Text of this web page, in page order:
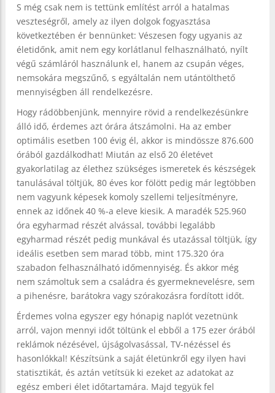
S még csak nem is tettünk említést arról a hatalmas
veszteségről, amely az ilyen dolgok fogyasztása
következtében ér bennünket: Vészesen fogy ugyanis az
életidőnk, amit nem egy korlátlanul felhasználható, nyílt
végű számláról használunk el, hanem az csupán véges,
nemsokára megszűnő, s egyáltalán nem utántölthető
mennyiségben áll rendelkezésre.
Hogy rádöbbenjünk, mennyire rövid a rendelkezésünkre
álló idő, érdemes azt órára átszámolni. Ha az ember
optimális esetben 100 évig él, akkor is mindössze 876.600
órából gazdálkodhat! Miután az első 20 életévet
gyakorlatilag az élethez szükséges ismeretek és készségek
tanulásával töltjük, 80 éves kor fölött pedig már legtöbben
nem vagyunk képesek komoly szellemi teljesítményre,
ennek az időnek 40 %-a eleve kiesik. A maradék 525.960
óra egyharmad részét alvással, további legalább
egyharmad részét pedig munkával és utazással töltjük, így
ideális esetben sem marad több, mint 175.320 óra
szabadon felhasználható időmennyiség. És akkor még
nem számoltuk sem a családra és gyermeknevelésre, sem
a pihenésre, barátokra vagy szórakozásra fordított időt.
Érdemes volna egyszer egy hónapig naplót vezetnünk
arról, vajon mennyi időt töltünk el ebből a 175 ezer órából
reklámok nézésével, újságolvasással, TV-nézéssel és
hasonlókkal! Készítsünk a saját életünkről egy ilyen havi
statisztikát, és aztán vetítsük ki ezeket az adatokat az
egész emberi élet időtartamára. Majd tegyük fel